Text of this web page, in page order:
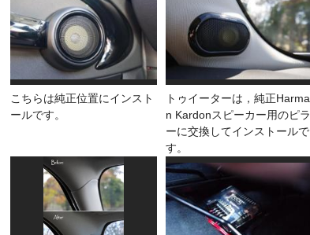
こちらは純正位置にインスト
ールです。
トゥイーターは，純正Harma
n Kardonスピーカー用のピラ
ーに交換してインストールで
す。